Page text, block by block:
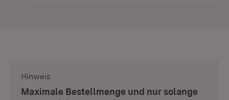
Hinweis
Maximale Bestellmenge und nur solange